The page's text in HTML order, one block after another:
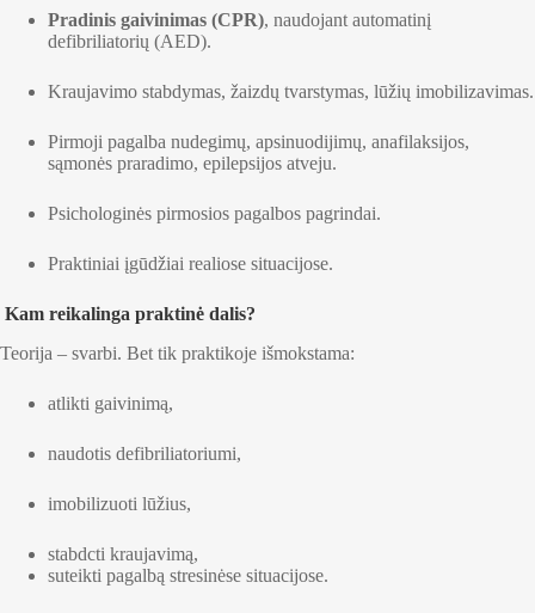
Pradinis gaivinimas (CPR), naudojant automatinį
defibriliatorių (AED).
Kraujavimo stabdymas, žaizdų tvarstymas, lūžių imobilizavimas.
Pirmoji pagalba nudegimų, apsinuodijimų, anafilaksijos,
sąmonės praradimo, epilepsijos atveju.
Psichologinės pirmosios pagalbos pagrindai.
Praktiniai įgūdžiai realiose situacijose.
Kam reikalinga praktinė dalis?
Teorija – svarbi. Bet tik praktikoje išmokstama:
atlikti gaivinimą,
naudotis defibriliatoriumi,
imobilizuoti lūžius,
stabdcti kraujavimą,
suteikti pagalbą stresinėse situacijose.